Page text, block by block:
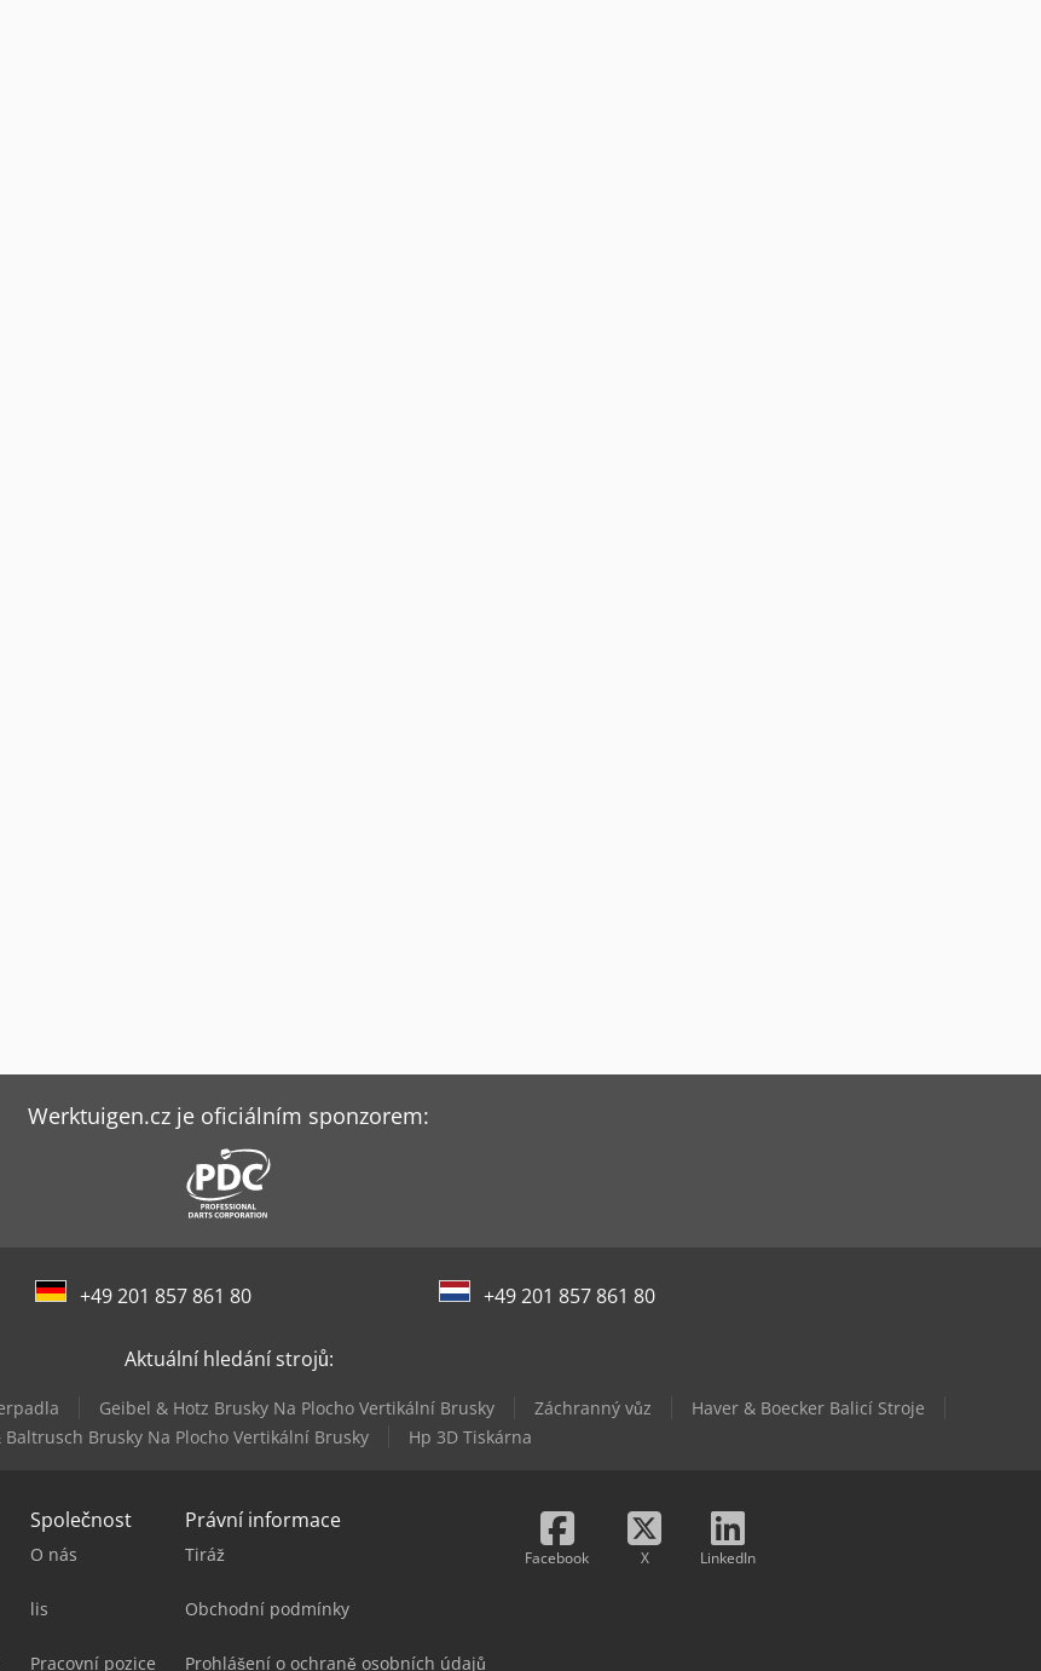
Werktuigen.cz je oficiálním sponzorem:
+49 201 857 861 80 +49 201 857 861 80
Aktuální hledání strojů:
Geibel & Hotz Brusky Na Plocho Vertikální Brusky Záchranný vůz
Haver & Boecker Balicí Stroje
Baltrusch Brusky Na Plocho Vertikální Brusky
Hp 3D Tiskárna
Společnost
O nás
lis
Pracovní pozice
Právní informace
Tiráž
Obchodní podmínky
Prohlášení o ochraně osobních údajů
Facebook X LinkedIn